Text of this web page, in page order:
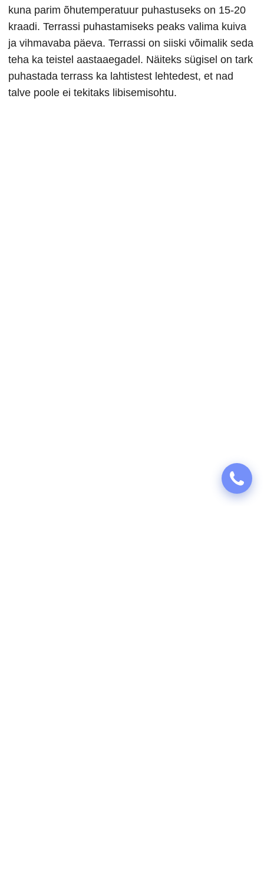
kuna parim õhutemperatuur puhastuseks on 15-20
kraadi. Terrassi puhastamiseks peaks valima kuiva
ja vihmavaba päeva. Terrassi on siiski võimalik seda
teha ka teistel aastaaegadel. Näiteks sügisel on tark
puhastada terrass ka lahtistest lehtedest, et nad
talve poole ei tekitaks libisemisohtu.